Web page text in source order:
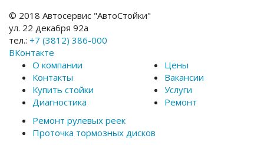
© 2018 Автосервис "АвтоСтойки"
ул. 22 декабря 92а
тел.: +7 (3812) 386-000
ВКонтакте
О компании
Контакты
Купить стойки
Диагностика
Цены
Вакансии
Услуги
Ремонт
Ремонт рулевых реек
Проточка тормозных дисков